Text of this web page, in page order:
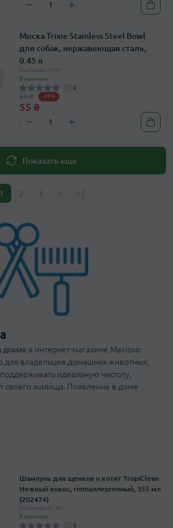
Миска Trixie Stainless Steel Bowl
для собак, нержавеющая сталь,
0.45 л
Код товара: 37787
В наличии
0
69 ₴ -20%
55 ₴
Показать еще
1 2 3 > >|
дома» в интернет-магазине Maxizoo
для владельцев домашних животных,
идеальную чистоту,
своего жилища. Появление в доме
удаление шерсти,
мы собрали широкий ассортимент
в доме.
разнообразные товары: от
чистящих спреев и пен для ковров и
растворов, нейтрализаторов
Шампунь для щенков и котят TropiClean
Нежный кокос, гипоаллергенный, 355 мл
(202474)
Код товара: 41164
В наличии
0